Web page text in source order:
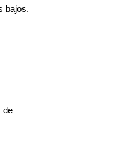
bajos.
de